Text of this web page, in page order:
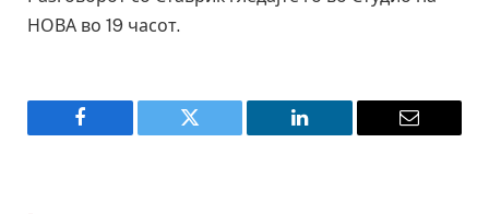
НОВА во 19 часот.
Facebook Twitter LinkedIn Email